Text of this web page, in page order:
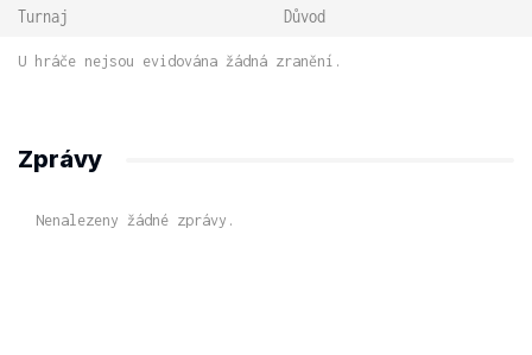
Turnaj Důvod
U hráče nejsou evidována žádná zranění.
Zprávy
Nenalezeny žádné zprávy.